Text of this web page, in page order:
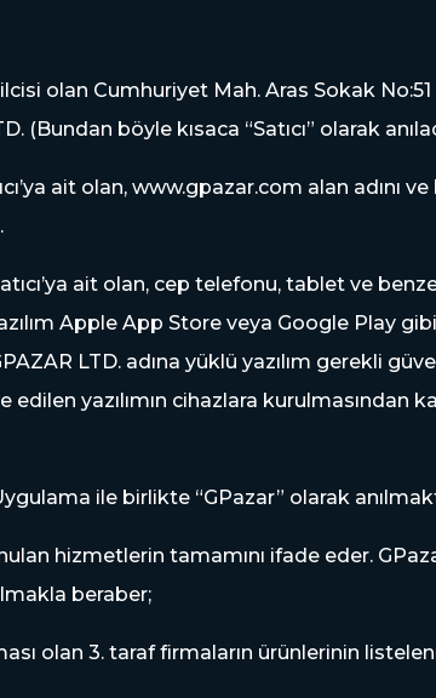
olan Cumhuriyet Mah. Aras Sokak
(Bundan böyle kısaca “Satıcı” olarak
ait olan, www.gpazar.com alan adını
ait olan, cep telefonu, tablet ve
Apple App Store veya Google Play
LTD. adına yüklü yazılım gerekli
yazılımın cihazlara kurulmasından
ile birlikte “GPazar” olarak
hizmetlerin tamamını ifade eder.
beraber;
olan 3. taraf firmaların ürünlerinin